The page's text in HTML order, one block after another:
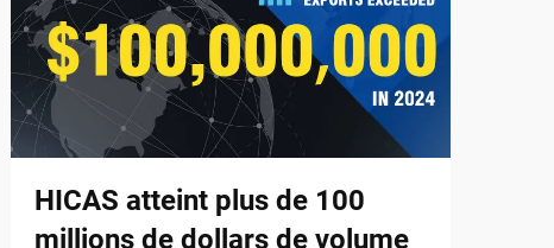
HICAS atteint plus de 100
millions de dollars de volume